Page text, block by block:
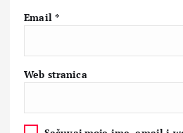
Email *
Web stranica